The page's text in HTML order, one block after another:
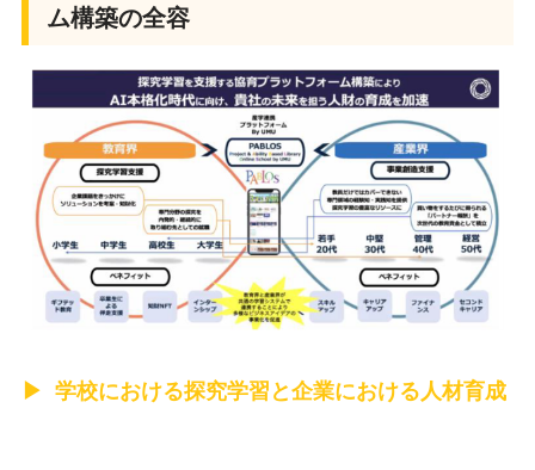
ム構築の全容
学校における探究学習と企業における人材育成